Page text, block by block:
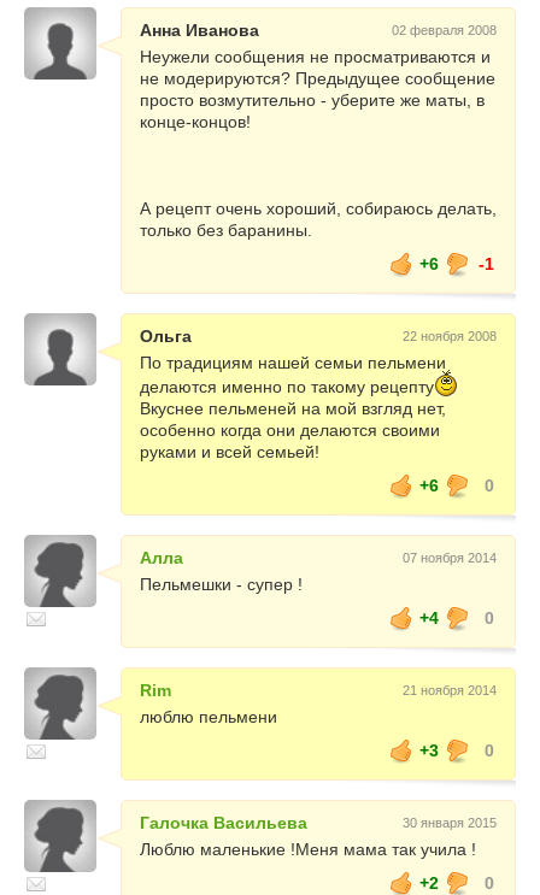
Анна Иванова 02 февраля 2008
Неужели сообщения не просматриваются и
не модерируются? Предыдущее сообщение
просто возмутительно - уберите же маты, в
конце-концов!
А рецепт очень хороший, собираюсь делать,
только без баранины.
+6
-1
Ольга 22 ноября 2008
По традициям нашей семьи пельмени
делаются именно по такому рецепту
Вкуснее пельменей на мой взгляд нет,
особенно когда они делаются своими
руками и всей семьей!
+6
0
Алла 07 ноября 2014
Пельмешки - супер !
+4
0
Rim 21 ноября 2014
люблю пельмени
+3
0
Галочка Васильева 30 января 2015
Люблю маленькие !Меня мама так учила !
+2
0